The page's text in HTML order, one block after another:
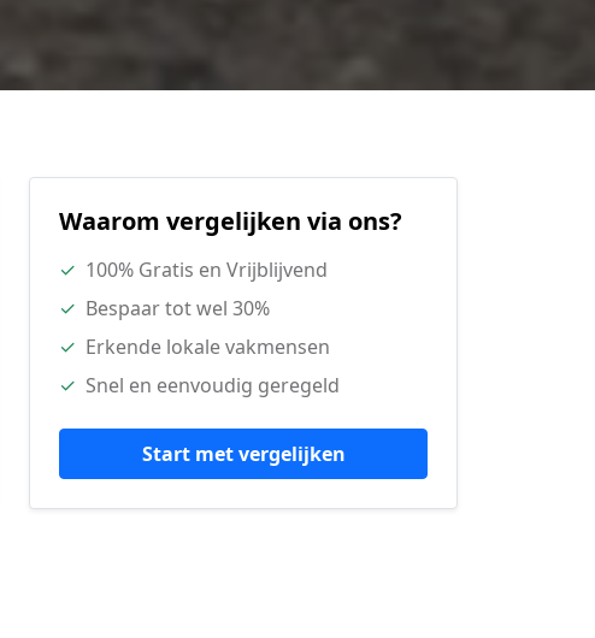
Waarom vergelijken via ons?
✓ 100% Gratis en Vrijblijvend
✓ Bespaar tot wel 30%
✓ Erkende lokale vakmensen
✓ Snel en eenvoudig geregeld
Start met vergelijken